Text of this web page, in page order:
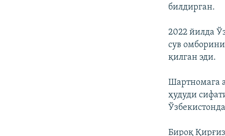
билдирган.
2022 йилда
сув
қилган эди.
Шартномага
ҳудуди
Бироқ